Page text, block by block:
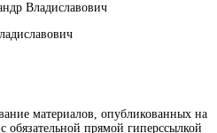
Владиславович
материалов, опубликованных на
обязательной прямой гиперссылкой